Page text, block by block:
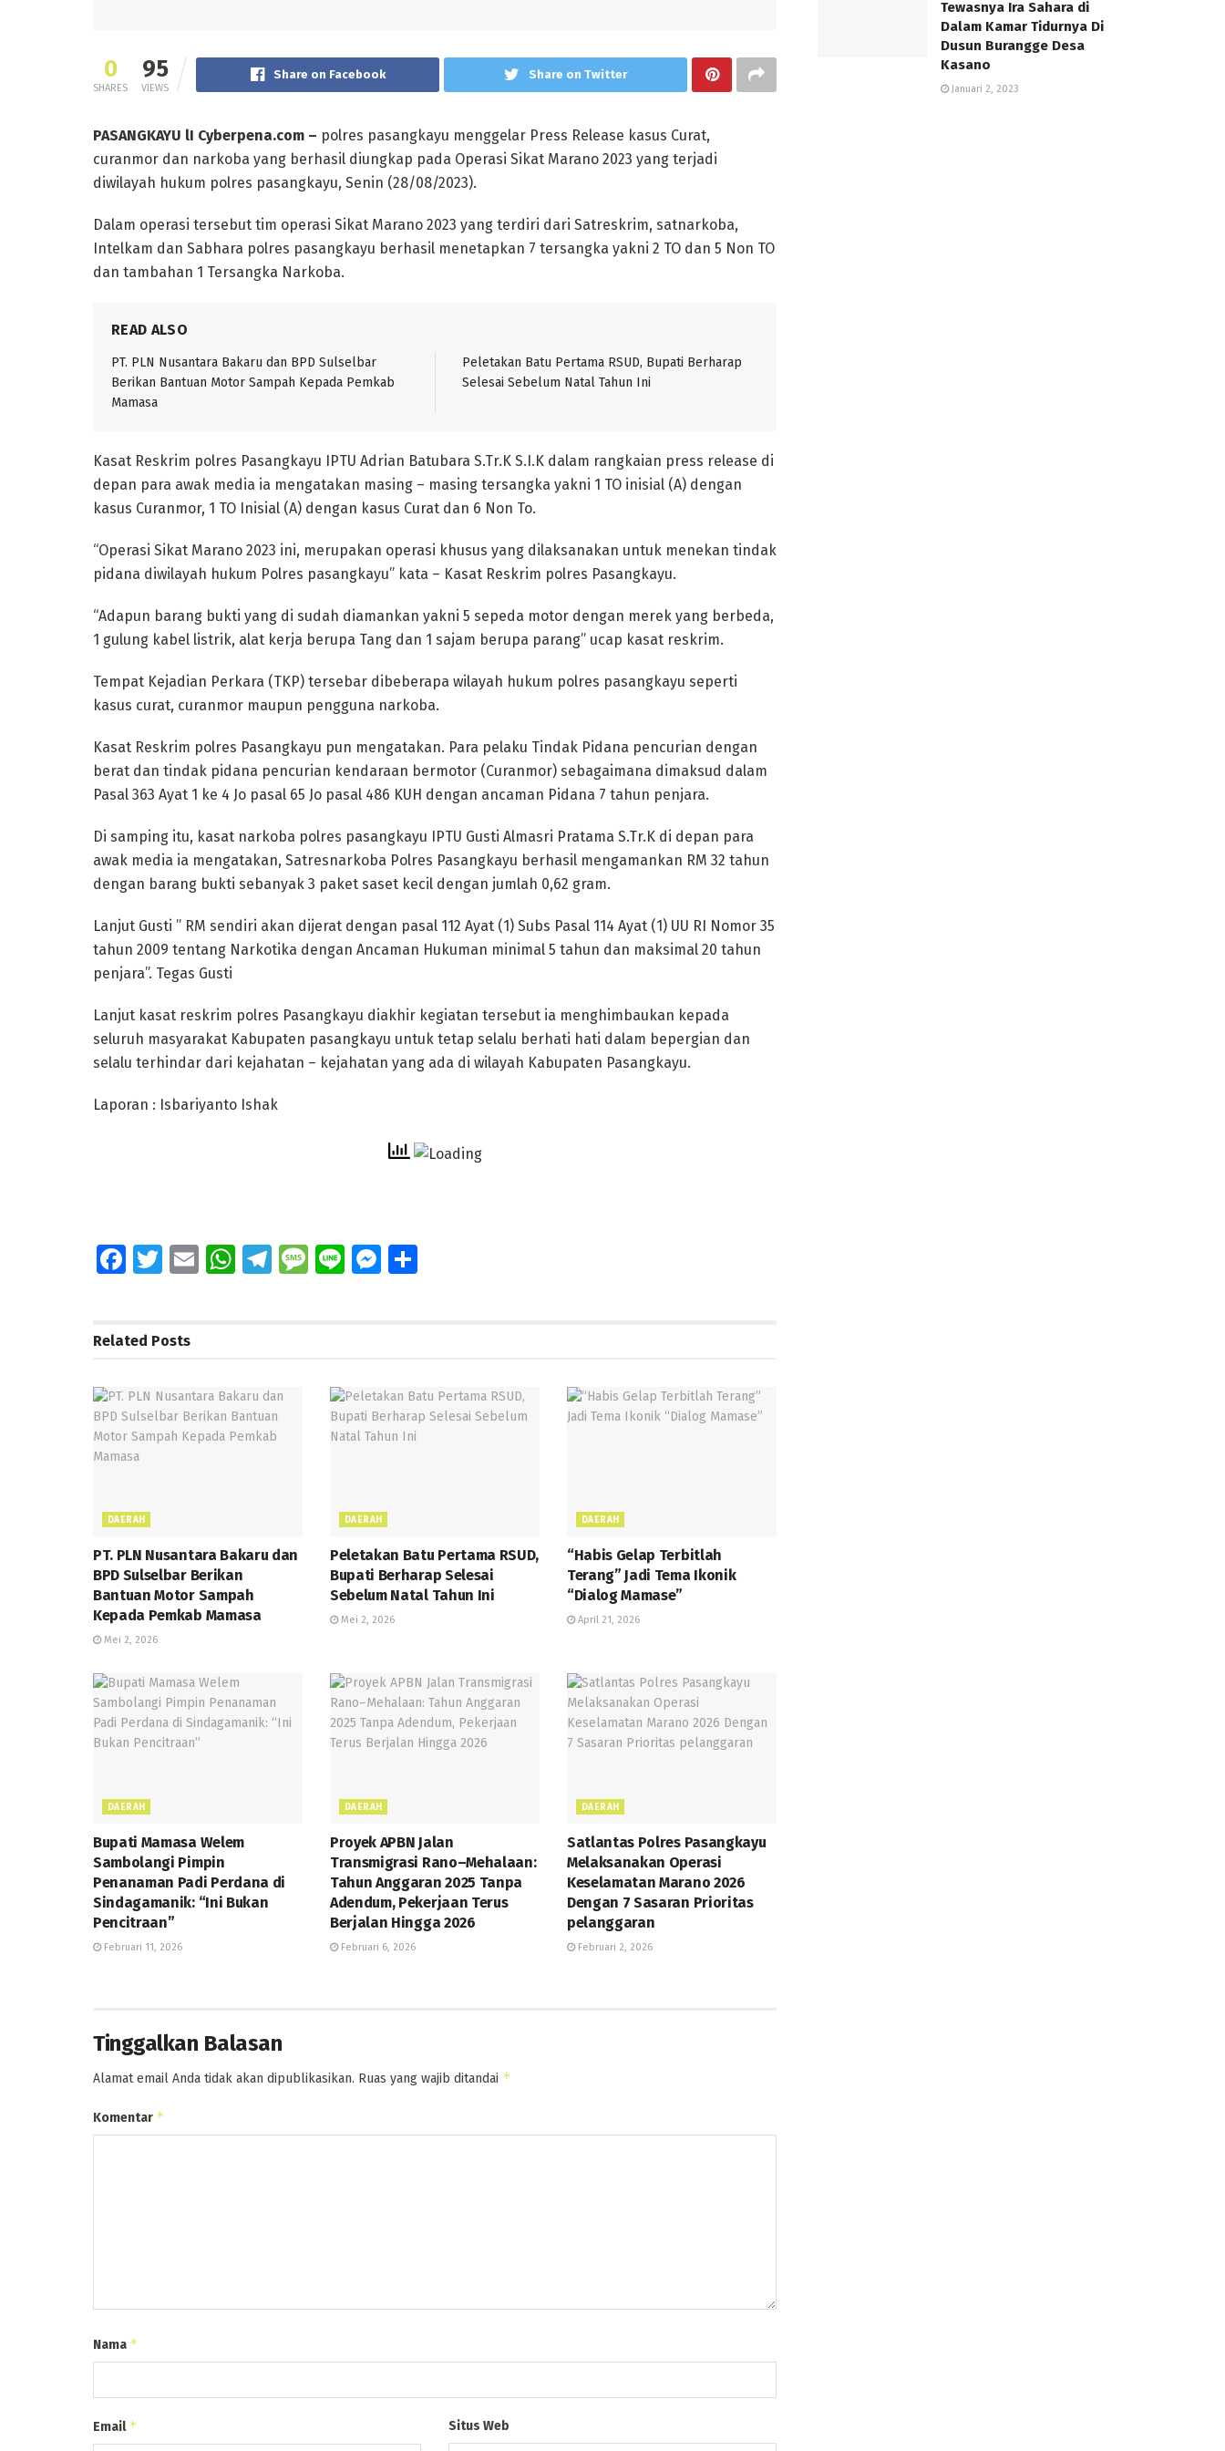
0
SHARES
95
VIEWS
Share on Facebook Share on Twitter
PASANGKAYU lI Cyberpena.com – polres pasangkayu menggelar Press Release kasus Curat,
curanmor dan narkoba yang berhasil diungkap pada Operasi Sikat Marano 2023 yang terjadi
diwilayah hukum polres pasangkayu, Senin (28/08/2023).
Dalam operasi tersebut tim operasi Sikat Marano 2023 yang terdiri dari Satreskrim, satnarkoba,
Intelkam dan Sabhara polres pasangkayu berhasil menetapkan 7 tersangka yakni 2 TO dan 5 Non TO
dan tambahan 1 Tersangka Narkoba.
READ ALSO
PT. PLN Nusantara Bakaru dan BPD Sulselbar
Berikan Bantuan Motor Sampah Kepada Pemkab
Mamasa
Peletakan Batu Pertama RSUD, Bupati Berharap
Selesai Sebelum Natal Tahun Ini
Kasat Reskrim polres Pasangkayu IPTU Adrian Batubara S.Tr.K S.I.K dalam rangkaian press release di
depan para awak media ia mengatakan masing – masing tersangka yakni 1 TO inisial (A) dengan
kasus Curanmor, 1 TO Inisial (A) dengan kasus Curat dan 6 Non To.
“Operasi Sikat Marano 2023 ini, merupakan operasi khusus yang dilaksanakan untuk menekan tindak
pidana diwilayah hukum Polres pasangkayu” kata – Kasat Reskrim polres Pasangkayu.
“Adapun barang bukti yang di sudah diamankan yakni 5 sepeda motor dengan merek yang berbeda,
1 gulung kabel listrik, alat kerja berupa Tang dan 1 sajam berupa parang” ucap kasat reskrim.
Tempat Kejadian Perkara (TKP) tersebar dibeberapa wilayah hukum polres pasangkayu seperti
kasus curat, curanmor maupun pengguna narkoba.
Kasat Reskrim polres Pasangkayu pun mengatakan. Para pelaku Tindak Pidana pencurian dengan
berat dan tindak pidana pencurian kendaraan bermotor (Curanmor) sebagaimana dimaksud dalam
Pasal 363 Ayat 1 ke 4 Jo pasal 65 Jo pasal 486 KUH dengan ancaman Pidana 7 tahun penjara.
Di samping itu, kasat narkoba polres pasangkayu IPTU Gusti Almasri Pratama S.Tr.K di depan para
awak media ia mengatakan, Satresnarkoba Polres Pasangkayu berhasil mengamankan RM 32 tahun
dengan barang bukti sebanyak 3 paket saset kecil dengan jumlah 0,62 gram.
Lanjut Gusti ” RM sendiri akan dijerat dengan pasal 112 Ayat (1) Subs Pasal 114 Ayat (1) UU RI Nomor 35
tahun 2009 tentang Narkotika dengan Ancaman Hukuman minimal 5 tahun dan maksimal 20 tahun
penjara”. Tegas Gusti
Lanjut kasat reskrim polres Pasangkayu diakhir kegiatan tersebut ia menghimbaukan kepada
seluruh masyarakat Kabupaten pasangkayu untuk tetap selalu berhati hati dalam bepergian dan
selalu terhindar dari kejahatan – kejahatan yang ada di wilayah Kabupaten Pasangkayu.
Laporan : Isbariyanto Ishak
Fa
o
k
T
er
E
W
p
p
T
m
M
Li
M
g
er
Related Posts
DAERAH
PT. PLN Nusantara Bakaru dan
BPD Sulselbar Berikan
Bantuan Motor Sampah
Kepada Pemkab Mamasa
Mei 2, 2026
DAERAH
Peletakan Batu Pertama RSUD,
Bupati Berharap Selesai
Sebelum Natal Tahun Ini
Mei 2, 2026
DAERAH
“Habis Gelap Terbitlah
Terang” Jadi Tema Ikonik
“Dialog Mamase”
April 21, 2026
DAERAH
Bupati Mamasa Welem
Sambolangi Pimpin
Penanaman Padi Perdana di
Sindagamanik: “Ini Bukan
Pencitraan”
Februari 11, 2026
DAERAH
Proyek APBN Jalan
Transmigrasi Rano–Mehalaan:
Tahun Anggaran 2025 Tanpa
Adendum, Pekerjaan Terus
Berjalan Hingga 2026
Februari 6, 2026
DAERAH
Satlantas Polres Pasangkayu
Melaksanakan Operasi
Keselamatan Marano 2026
Dengan 7 Sasaran Prioritas
pelanggaran
Februari 2, 2026
Tinggalkan Balasan
Alamat email Anda tidak akan dipublikasikan. Ruas yang wajib ditandai *
Komentar *
Nama *
Email* Situs Web
Tewasnya Ira Sahara di
Dalam Kamar Tidurnya Di
Dusun Burangge Desa
Kasano
Januari 2, 2023